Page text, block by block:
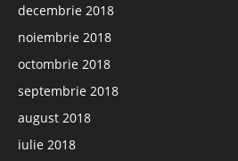
decembrie 2018
noiembrie 2018
octombrie 2018
septembrie 2018
august 2018
iulie 2018